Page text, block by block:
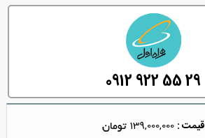
0912 922 55 29
قیمت : 139,000,000